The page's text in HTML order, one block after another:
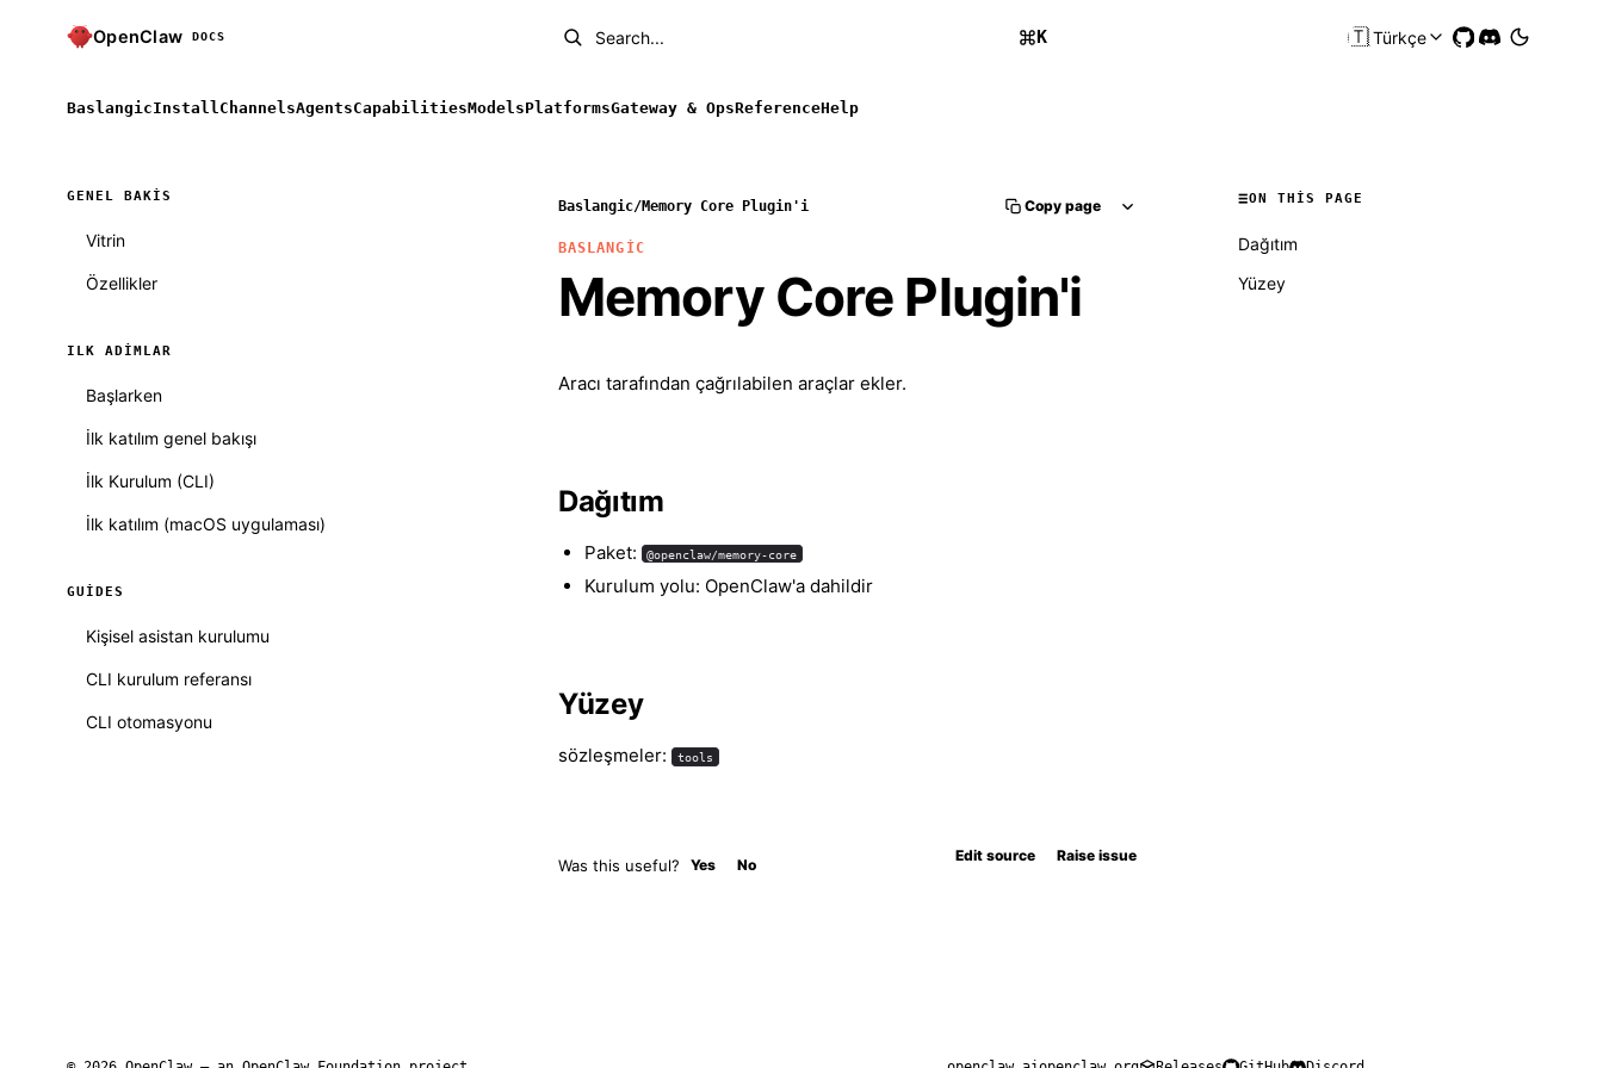
OpenClaw DOCS Search... K 🇹🇷Türkçe
BaslangicInstall ChannelsAgentsCapabilitiesModelsPlatformsGateway & OpsReferenceHelp
GENEL BAKIS
Vitrin
Özellikler
ILK ADIMLAR
Başlarken
İlk katılım genel bakışı
İlk Kurulum (CLI)
İlk katılım (macOS uygulaması)
GUIDES
Kişisel asistan kurulumu
CLI kurulum referansı
CLI otomasyonu
Baslangic/Memory Core Plugin'i Copy page
BASLANGIC
Memory Core Plugin'i
Aracı tarafından çağrılabilen araçlar ekler.
Dağıtım
Paket: @openclaw/memory-core
Kurulum yolu: OpenClaw'a dahildir
Yüzey
sözleşmeler: tools
Was this useful? Yes No
Edit source Raise issue
ON THIS PAGE
Dağıtım
Yüzey